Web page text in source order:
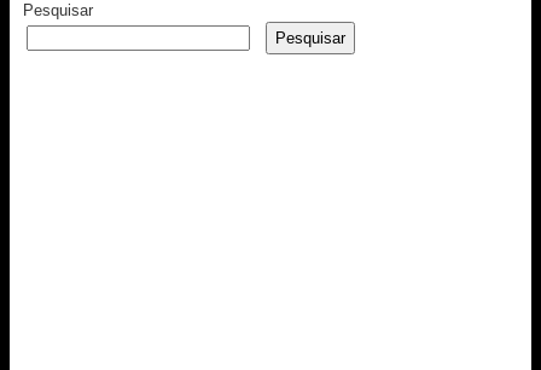
Pesquisar
Pesquisar